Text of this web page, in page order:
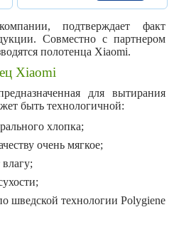
подтверждает факт
Совместно с партнером
полотенца Xiaomi.
Xiaomi
для вытирания
быть технологичной:
хлопка;
очень мягкое;
шведской технологии Polygiene